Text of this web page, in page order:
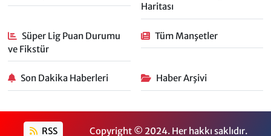
Haritası
Süper Lig Puan Durumu
ve Fikstür
Tüm Manşetler
Son Dakika Haberleri Haber Arşivi
RSS Copyright © 2024. Her hakkı saklıdır.